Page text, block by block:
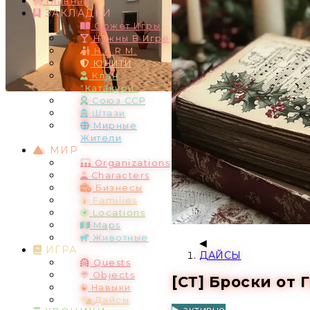
ЗАКЛАДКИ
Сюжет Игры
Нужны В Игре
H.A.R.M.
ЮНИТИ
Клан
"Катакури"
Союз ССР
Штази
Мирные
Жители
МИР
Organizations
Characters
Бизнесы
Families
Locations
Maps
Животные
ИГРА
Quests
Objects
Навыки
Дайсы
ДАЙСЫ
[СТ] Броски от